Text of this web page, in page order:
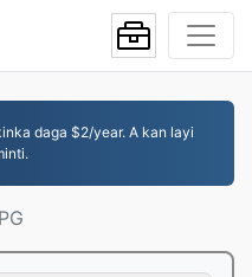
daga $2/year. A kan layi